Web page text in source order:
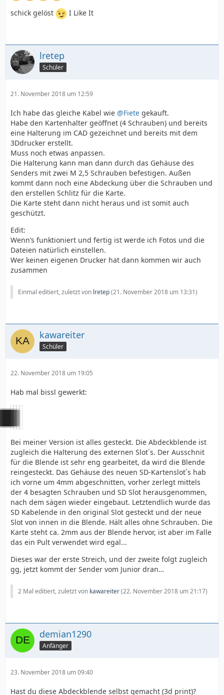
schick gelöst I Like It
lretep
Schüler
21. November 2018 um 12:59
Ich habe das gleiche Kabel wie @Fiete gekauft.
Habe den Kartenhalter geöffnet (4 Schrauben) und bereits
eine Halterung im CAD gezeichnet und bereits mit dem
3Ddrucker erstellt.
Muss noch etwas anpassen.
Die Halterung kann man dann durch das Gehäuse des
Senders mit zwei M 2,5 Schrauben befestigen. Außen
kommt dann noch eine Abdeckung über die Schrauben und
den erstellen Schlitz für die Karte.
Die Karte steht dann nicht heraus und ist somit auch
geschützt.
Edit:
Wenn’s funktioniert und fertig ist werde ich Fotos und die
Dateien natürlich einstellen.
Wer keinen eigenen Drucker hat dann kommen wir auch
zusammen
Einmal editiert, zuletzt von lretep(21. November 2018 um 13:31)
kawareiter
Schüler
22. November 2018 um 19:05
Hab mal bissl gewerkt:
Bei meiner Version ist alles gesteckt. Die Abdeckblende ist
zugleich die Halterung des externen Slot´s. Der Ausschnit
für die Blende ist sehr eng gearbeitet, da wird die Blende
reingesteckt. Das Gehäuse des neuen SD-Kartenslot´s hab
ich vorne um 4mm abgeschnitten, vorher zerlegt mittels
der 4 besagten Schrauben und SD Slot herausgenommen,
nach dem sägen wieder eingebaut. Letztendlich wurde das
SD Kabelende in den original Slot gesteckt und der neue
Slot von innen in die Blende. Hält alles ohne Schrauben. Die
Karte steht ca. 2mm aus der Blende hervor, ist aber im Falle
das ein Pult verwendet wird egal...
Dieses war der erste Streich, und der zweite folgt zugleich
gg, jetzt kommt der Sender vom Junior dran…
2 Mal editiert, zuletzt von kawareiter(22. November 2018 um 21:17)
demian1290
Anfänger
23. November 2018 um 09:40
Hast du diese Abdeckblende selbst gemacht (3d print)?